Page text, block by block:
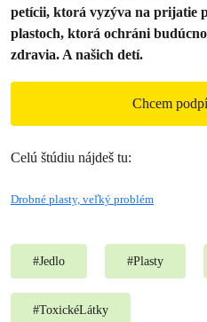
petícii, ktorá vyzýva na prijatie
plastoch, ktorá ochráni
zdravia. A našich detí.
Chcem
Celú štúdiu nájdeš tu:
Drobné plasty, veľký problém
#Jedlo #Plasty
#ToxickéLátky